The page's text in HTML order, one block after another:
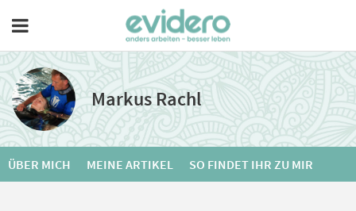
Markus Rachl
ÜBER MICH MEINE ARTIKEL SO FINDET IHR ZU MIR